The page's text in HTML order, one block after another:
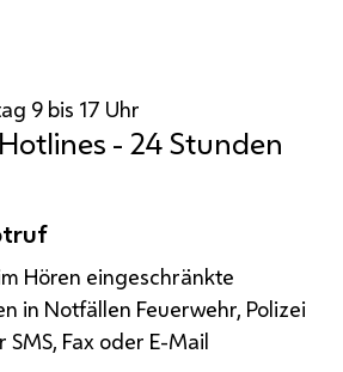
9 bis 17 Uhr
- 24 Stunden
Hören eingeschränkte
in Notfällen Feuerwehr, Polizei
SMS, Fax oder E-Mail